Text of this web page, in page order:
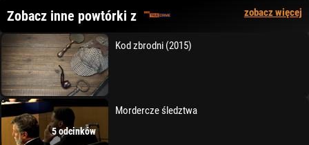
Zobacz inne powtórki z zobacz więcej
Kod zbrodni (2015)
5 odcinków
Mordercze śledztwa